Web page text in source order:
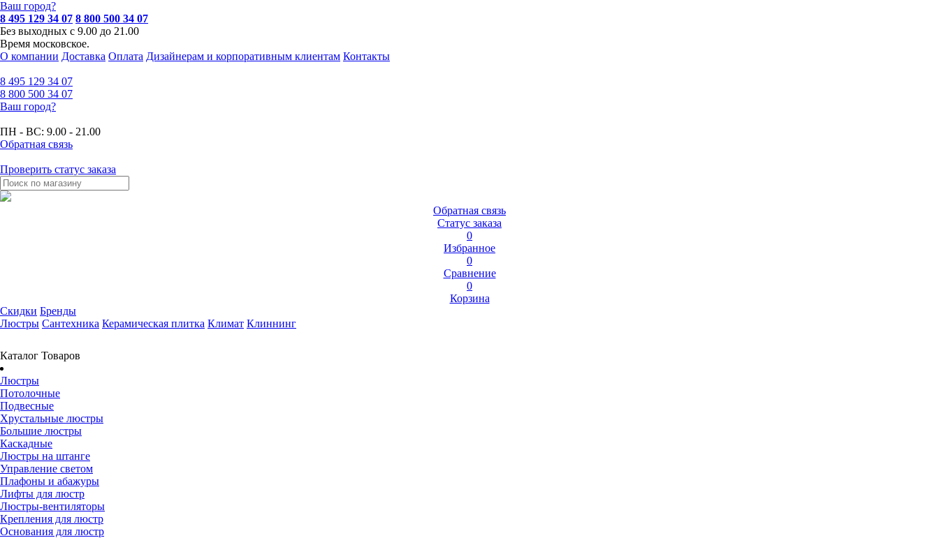
Ваш город?
8 495 129 34 07 8 800 500 34 07
Без выходных с 9.00 до 21.00
Время московское.
О компании Доставка Оплата Дизайнерам и корпоративным клиентам Контакты
8 495 129 34 07
8 800 500 34 07
Ваш город?
ПН - ВС: 9.00 - 21.00
Обратная связь
Проверить статус заказа
Обратная связь
Статус заказа
0
Избранное
0
Сравнение
0
Корзина
Скидки Бренды
Люстры Сантехника Керамическая плитка Климат Клиннинг
Каталог Товаров
Люстры
Потолочные
Подвесные
Хрустальные люстры
Большие люстры
Каскадные
Люстры на штанге
Управление светом
Плафоны и абажуры
Лифты для люстр
Люстры-вентиляторы
Крепления для люстр
Основания для люстр